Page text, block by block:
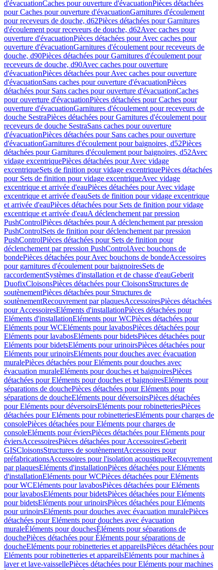
d'évacuationCaches pour ouverture d'évacuationPièces détachées
pour Caches pour ouverture d'évacuationGarnitures d'écoulement
pour receveurs de douche, d62Pièces détachées pour Garnitures
d'écoulement pour receveurs de douche, d62Avec caches pour
ouverture d'évacuationPièces détachées pour Avec caches pour
ouverture d'évacuationGarnitures d'écoulement pour receveurs de
douche, d90Pièces détachées pour Garnitures d'écoulement pour
receveurs de douche, d90Avec caches pour ouverture
d'évacuationPièces détachées pour Avec caches pour ouverture
d'évacuationSans caches pour ouverture d'évacuationPièces
détachées pour Sans caches pour ouverture d'évacuationCaches
pour ouverture d'évacuationPièces détachées pour Caches pour
ouverture d'évacuationGarnitures d'écoulement pour receveurs de
douche SestraPièces détachées pour Garnitures d'écoulement pour
receveurs de douche SestraSans caches pour ouverture
d'évacuationPièces détachées pour Sans caches pour ouverture
d'évacuationGarnitures d'écoulement pour baignoires, d52Pièces
détachées pour Garnitures d'écoulement pour baignoires, d52Avec
vidage excentriquePièces détachées pour Avec vidage
excentriqueSets de finition pour vidage excentriquePièces détachées
pour Sets de finition pour vidage excentriqueAvec vidage
excentrique et arrivée d'eauPièces détachées pour Avec vidage
excentrique et arrivée d'eauSets de finition pour vidage excentrique
et arrivée d'eauPièces détachées pour Sets de finition pour vidage
excentrique et arrivée d'eauA déclenchement par pression
PushControlPièces détachées pour A déclenchement par pression
PushControlSets de finition pour déclenchement par pression
PushControlPièces détachées pour Sets de finition pour
déclenchement par pression PushControlAvec bouchons de
bondePièces détachées pour Avec bouchons de bondeAccessoires
pour garnitures d'écoulement pour baignoiresSets de
raccordementSystèmes d'installation et de chasse d'eauGeberit
DuofixCloisonsPièces détachées pour CloisonsStructures de
soutènementPièces détachées pour Structures de
soutènementRecouvrement par plaquesAccessoiresPièces détachées
pour AccessoiresEléments d'installationPièces détachées pour
Eléments d'installationEléments pour WCPièces détachées pour
Eléments pour WCEléments pour lavabosPièces détachées pour
Eléments pour lavabosEléments pour bidetsPièces détachées pour
Eléments pour bidetsEléments pour urinoirsPièces détachées pour
Eléments pour urinoirsEléments pour douches avec évacuation
muralePièces détachées pour Eléments pour douches avec
évacuation muraleEléments pour douches et baignoiresPièces
détachées pour Eléments pour douches et baignoiresEléments pour
séparations de douchePièces détachées pour Eléments pour
séparations de doucheEléments pour déversoirsPièces détachées
pour Eléments pour déversoirsEléments pour robinetteriesPièces
détachées pour Eléments pour robinetteriesEléments pour charges de
consolePièces détachées pour Eléments pour charges de
consoleEléments pour éviersPièces détachées pour Eléments pour
éviersAccessoiresPièces détachées pour AccessoiresGeberit
GISCloisonsStructures de soutènementAccessoires pour
préfabricationsAccessoires pour l'isolation acoustiqueRecouvrement
par plaquesEléments d'installationPièces détachées pour Eléments
d'installationEléments pour WCPièces détachées pour Eléments
pour WCEléments pour lavabosPièces détachées pour Eléments
pour lavabosEléments pour bidetsPièces détachées pour Eléments
pour bidetsEléments pour urinoirsPièces détachées pour Eléments
pour urinoirsEléments pour douches avec évacuation muralePièces
détachées pour Eléments pour douches avec évacuation
muraleÉléments pour douchesÉléments pour séparations de
douchePièces détachées pour Éléments pour séparations de
doucheEléments pour robinetteries et appareilsPièces détachées pour
Eléments pour robinetteries et appareilsEléments pour machines à
laver et lave-vaissellePièces détachées pour Eléments pour machines